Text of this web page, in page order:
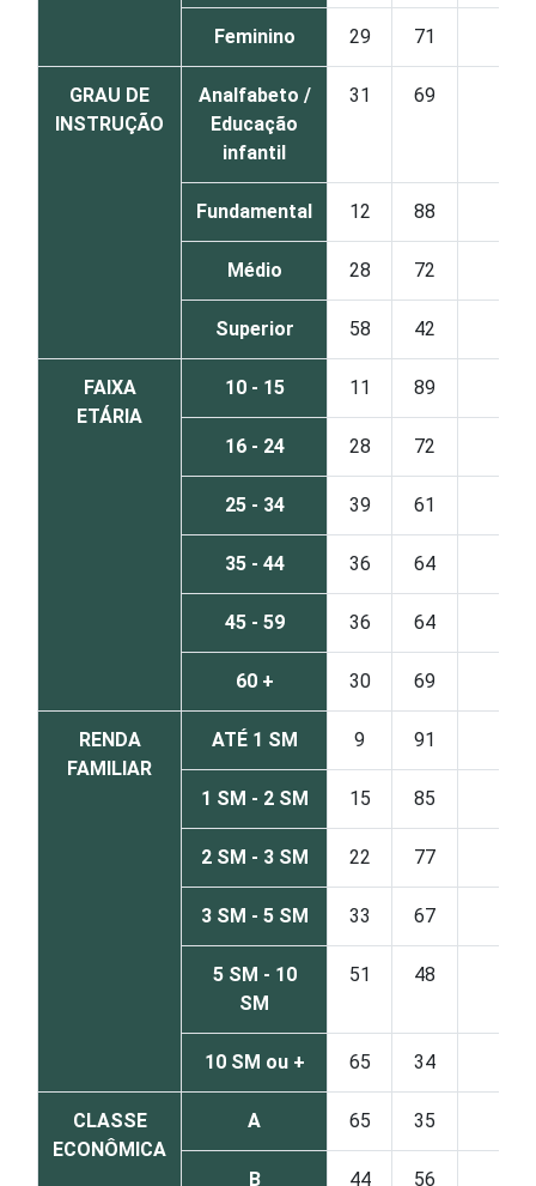
Feminino 29 71
GRAU DE
INSTRUÇÃO
Analfabeto /
Educação
infantil
31 69
Fundamental 12 88
Médio 28 72
Superior 58 42
FAIXA
ETÁRIA
10 - 15 11 89
16 - 24 28 72
25 - 34 39 61
35 - 44 36 64
45 - 59 36 64
60 + 30 69
RENDA
FAMILIAR
ATÉ 1 SM 9 91
1 SM - 2 SM 15 85
2 SM - 3 SM 22 77
3 SM - 5 SM 33 67
5 SM - 10
SM
51 48
10 SM ou + 65 34
CLASSE
ECONÔMICA
A 65 35
B 44 56